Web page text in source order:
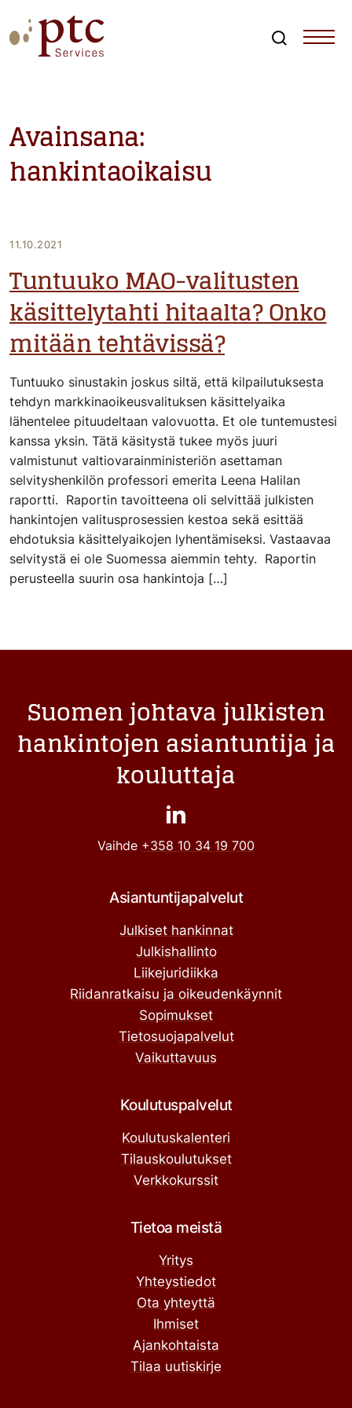
to
content
Avainsana:
hankintaoikaisu
11.10.2021
Tuntuuko MAO-valitusten
käsittelytahti hitaalta? Onko
mitään tehtävissä?
Tuntuuko sinustakin joskus siltä, että kilpailutuksesta
tehdyn markkinaoikeusvalituksen käsittelyaika
lähentelee pituudeltaan valovuotta. Et ole tuntemustesi
kanssa yksin. Tätä käsitystä tukee myös juuri
valmistunut valtiovarainministeriön asettaman
selvityshenkilön professori emerita Leena Halilan
raportti. Raportin tavoitteena oli selvittää julkisten
hankintojen valitusprosessien kestoa sekä esittää
ehdotuksia käsittelyaikojen lyhentämiseksi. Vastaavaa
selvitystä ei ole Suomessa aiemmin tehty. Raportin
perusteella suurin osa hankintoja […]
Suomen johtava julkisten
hankintojen asiantuntija ja
kouluttaja
Vaihde +358 10 34 19 700
Asiantuntijapalvelut
Julkiset hankinnat
Julkishallinto
Liikejuridiikka
Riidanratkaisu ja oikeudenkäynnit
Sopimukset
Tietosuojapalvelut
Vaikuttavuus
Koulutuspalvelut
Koulutuskalenteri
Tilauskoulutukset
Verkkokurssit
Tietoa meistä
Yritys
Yhteystiedot
Ota yhteyttä
Ihmiset
Ajankohtaista
Tilaa uutiskirje